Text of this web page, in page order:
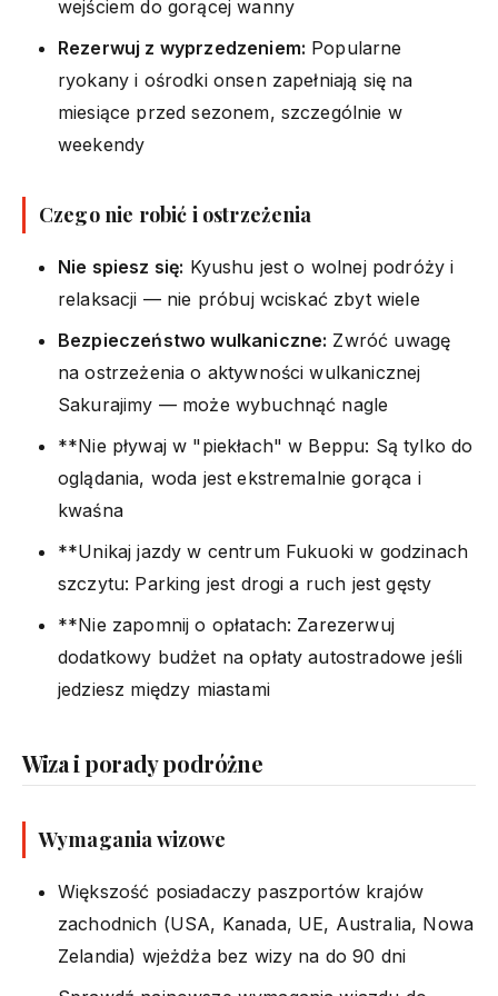
wejściem do gorącej wanny
Rezerwuj z wyprzedzeniem: Popularne
ryokany i ośrodki onsen zapełniają się na
miesiące przed sezonem, szczególnie w
weekendy
Czego nie robić i ostrzeżenia
Nie spiesz się: Kyushu jest o wolnej podróży i
relaksacji — nie próbuj wciskać zbyt wiele
Bezpieczeństwo wulkaniczne: Zwróć uwagę
na ostrzeżenia o aktywności wulkanicznej
Sakurajimy — może wybuchnąć nagle
**Nie pływaj w "piekłach" w Beppu: Są tylko do
oglądania, woda jest ekstremalnie gorąca i
kwaśna
**Unikaj jazdy w centrum Fukuoki w godzinach
szczytu: Parking jest drogi a ruch jest gęsty
**Nie zapomnij o opłatach: Zarezerwuj
dodatkowy budżet na opłaty autostradowe jeśli
jedziesz między miastami
Wiza i porady podróżne
Wymagania wizowe
Większość posiadaczy paszportów krajów
zachodnich (USA, Kanada, UE, Australia, Nowa
Zelandia) wjeżdża bez wizy na do 90 dni